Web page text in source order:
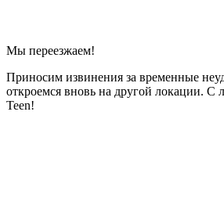
Мы переезжаем!
Приносим извинения за временные
откроемся вновь на другой локации.
Teen!